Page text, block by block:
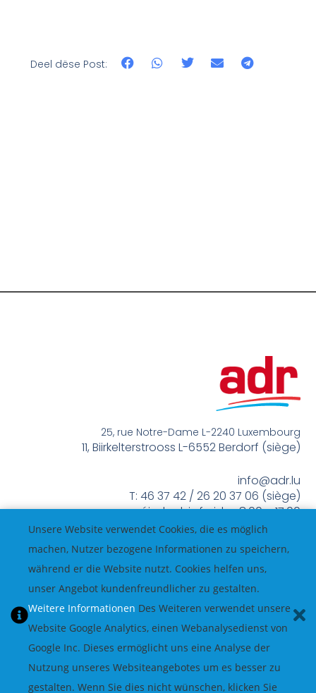
Deel dëse Post:
25, rue Notre-Dame L-2240 Luxembourg
11, Biirkelterstrooss L-6552 Berdorf (siège)
info@adr.lu
T: 46 37 42 / 26 20 37 06 (siège)
méindes bis freides 8:00 – 17:00
Unsere Website verwendet Cookies, die es möglich
machen, Nutzer bezogene Informationen zu speichern,
während er die Website nutzt. Cookies helfen uns,
unser Angebot kundenfreundlicher zu gestalten.
Weitere Informationen Des Weiteren verwendet unsere
Website Google Analytics, einen Webanalysedienst von
Google Inc. Dieses ermöglicht uns eine Analyse der
Nutzung unseres Websiteangebotes um es besser zu
gestalten. Wenn Sie dies nicht wünschen, klicken Sie